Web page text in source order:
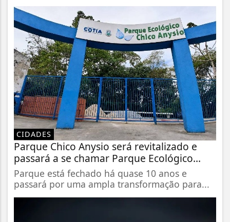
CIDADES
Parque Chico Anysio será revitalizado e
passará a se chamar Parque Ecológico...
Parque está fechado há quase 10 anos e
passará por uma ampla transformação para...